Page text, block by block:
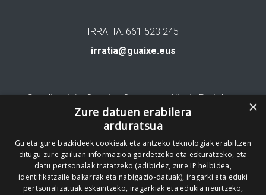
IRRATIA: 661 523 245
irratia@guaixe.eus
Gure lizentzia: Creative Commons Aitortu Partekatu
Codesyntaxek garatua
×
Zure datuen erabilera
arduratsua
Gu eta gure bazkideek cookieak eta antzeko teknologiak erabiltzen
ditugu zure gailuan informazioa gordetzeko eta eskuratzeko, eta
datu pertsonalak tratatzeko (adibidez, zure IP helbidea,
identifikatzaile bakarrak eta nabigazio-datuak), iragarki eta eduki
pertsonalizatuak eskaintzeko, iragarkiak eta edukia neurtzeko,